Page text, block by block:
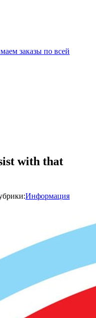
заказы по всей
with that
Информация